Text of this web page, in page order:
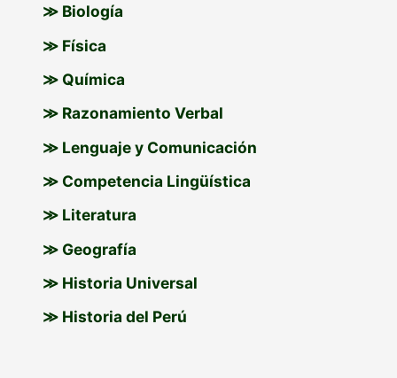
≫ Biología
≫ Física
≫ Química
≫ Razonamiento Verbal
≫ Lenguaje y Comunicación
≫ Competencia Lingüística
≫ Literatura
≫ Geografía
≫ Historia Universal
≫ Historia del Perú